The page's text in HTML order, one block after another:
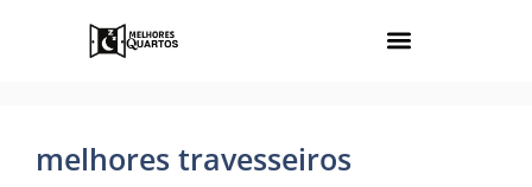
melhores travesseiros